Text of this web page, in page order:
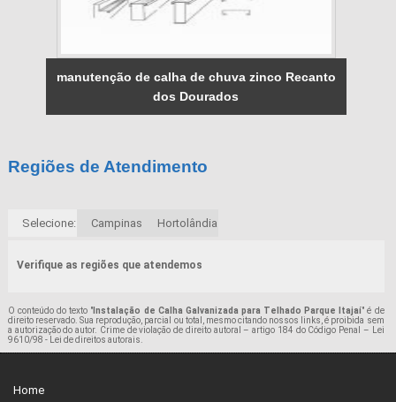
manutenção de calha de chuva zinco Recanto
dos Dourados
Regiões de Atendimento
Selecione: Campinas Hortolândia
Verifique as regiões que atendemos
O conteúdo do texto " Instalação de Calha Galvanizada para Telhado Parque Itajaí" é de
direito reservado. Sua reprodução, parcial ou total, mesmo citando nossos links, é proibida sem
a autorização do autor. Crime de violação de direito autoral – artigo 184 do Código Penal – Lei
9610/98 - Lei de direitos autorais.
Home